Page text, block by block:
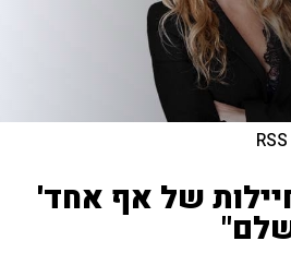
RSS
של אף אחד'